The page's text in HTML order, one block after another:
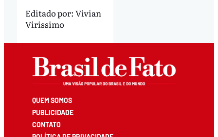
Editado por: Vivian
Virissimo
QUEM SOMOS
PUBLICIDADE
CONTATO